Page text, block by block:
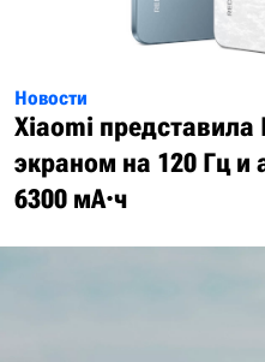
Новости
Xiaomi представила
экраном на 120 Гц и
6300 мА·ч